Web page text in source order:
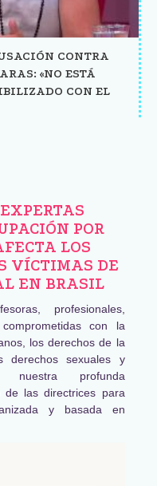
CONTRA
«NO ESTÁ
CON EL
POR
LOS
VÍCTIMAS DE
EN BRASIL
profesionales,
con la
los derechos de la
derechos sexuales y
nuestra profunda
de las directrices para
y basada en